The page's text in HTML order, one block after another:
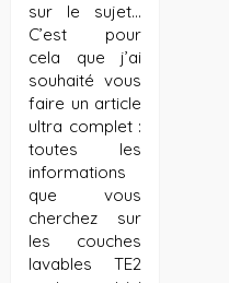
sur le sujet…
C’est pour
cela que j’ai
souhaité vous
faire un article
ultra complet :
toutes les
informations
que vous
cherchez sur
les couches
lavables TE2